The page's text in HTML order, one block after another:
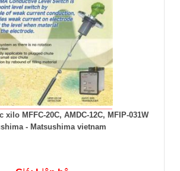
xilo MFFC-20C, AMDC-12C, MFIP-031W
- Matsushima vietnam